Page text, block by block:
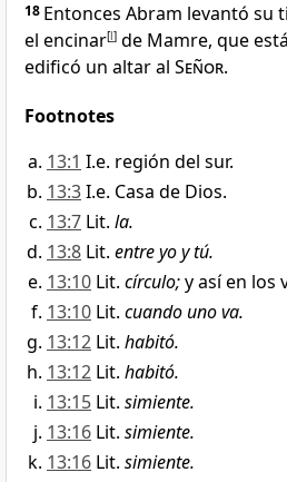
18 Entonces Abram levantó su
el encinar[l] de Mamre, que
edificó un altar al Señor.
Footnotes
13:1 I.e. región del sur.
13:3I.e. Casa de Dios.
13:7 Lit. la.
13:8 Lit. entre yo y tú.
13:10 Lit. círculo;y así en los
13:10 Lit. cuando uno va.
13:12 Lit. habitó.
13:12 Lit. habitó.
13:15 Lit. simiente.
13:16 Lit. simiente.
13:16 Lit. simiente.